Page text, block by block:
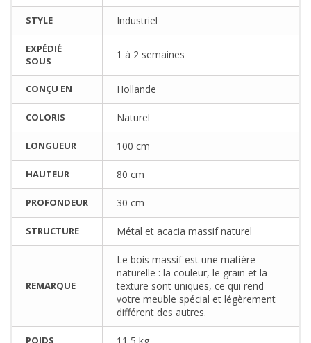
STYLE Industriel
EXPÉDIÉ
SOUS
1 à 2 semaines
CONÇU EN Hollande
COLORIS Naturel
LONGUEUR 100 cm
HAUTEUR 80 cm
PROFONDEUR 30 cm
STRUCTURE Métal et acacia massif naturel
REMARQUE
Le bois massif est une matière
naturelle : la couleur, le grain et la
texture sont uniques, ce qui rend
votre meuble spécial et légèrement
différent des autres.
POIDS